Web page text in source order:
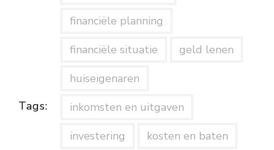
Tags:
financiële planning
financiële situatie
geld lenen
huiseigenaren
inkomsten en uitgaven
investering
kosten en baten